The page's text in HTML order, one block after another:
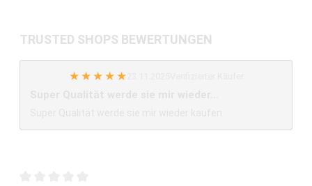
TRUSTED SHOPS BEWERTUNGEN
★ ★ ★ ★ ★